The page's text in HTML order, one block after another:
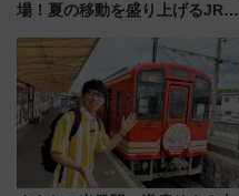
場！夏の移動を盛り上げるJR九
月7日限定 ソフトバンクホーク
スとコラボ